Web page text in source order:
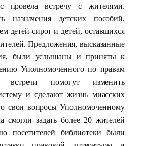
провела встречу с жителями.
назначения детских пособий,
детей-сирот и детей, оставшихся
Предложения, высказанные
были услышаны и приняты к
Уполномоченного по правам
встречи помогут изменить
и сделают жизнь миасских
свои вопросы Уполномоченному
смогли задать более 20 жителей
посетителей библиотеки были